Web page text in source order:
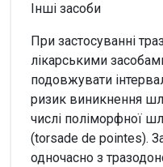
Інші засоби
При застосуванні
лікарськими
подовжувати
ризик виникнення
числі поліморфної
(torsade de pointes).
одночасно з